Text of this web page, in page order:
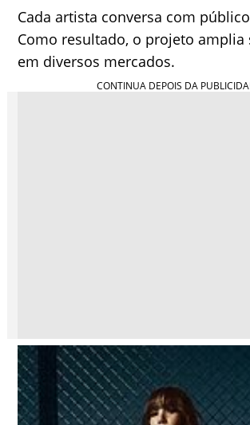
Cada artista conversa com
Como resultado, o projeto amplia
em diversos mercados.